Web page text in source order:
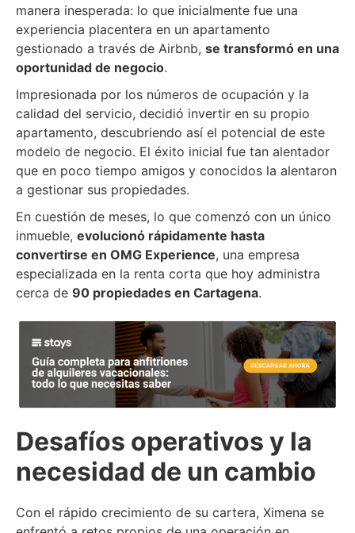
manera inesperada: lo que inicialmente fue una
experiencia placentera en un apartamento
gestionado a través de Airbnb, se transformó en una
oportunidad de negocio.
Impresionada por los números de ocupación y la
calidad del servicio, decidió invertir en su propio
apartamento, descubriendo así el potencial de este
modelo de negocio. El éxito inicial fue tan alentador
que en poco tiempo amigos y conocidos la alentaron
a gestionar sus propiedades.
En cuestión de meses, lo que comenzó con un único
inmueble, evolucionó rápidamente hasta
convertirse en OMG Experience, una empresa
especializada en la renta corta que hoy administra
cerca de 90 propiedades en Cartagena.
Desafíos operativos y la
necesidad de un cambio
Con el rápido crecimiento de su cartera, Ximena se